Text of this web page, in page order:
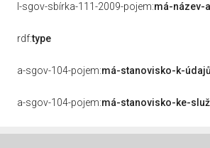
l-sgov-sbírka-111-2009-pojem:má-název-
rdf:type
a-sgov-104-pojem:má-stanovisko-k-
a-sgov-104-pojem:má-stanovisko-ke-